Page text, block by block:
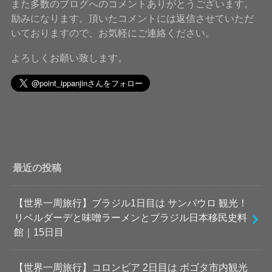
また多数のブログへのコメントありがとうございます。
励みになります。頂いたコメントには返信させていただ
いておりますので、お気軽にご連絡ください。
よろしくお願い致します。
最近の投稿
【世界一周旅行】ブラジル1日目は サンパウロ 観光！
リベルダーデと味噌ラーメンとブラジル日本移民史料
館｜15日目
【世界一周旅行】コロンビア 2日目は ボゴタ市内観光